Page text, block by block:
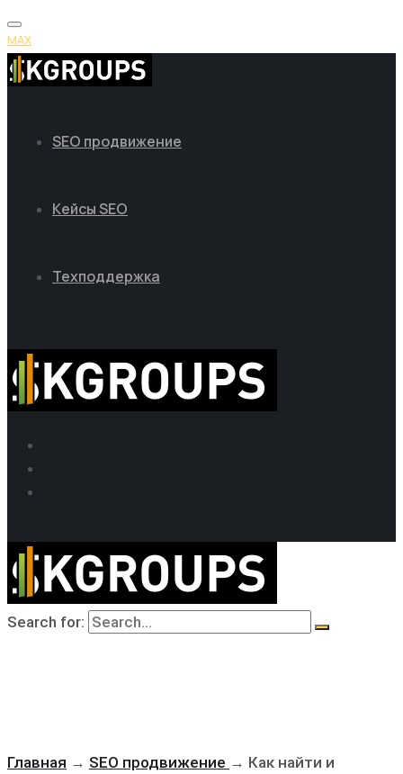
MAX
SEO продвижение
Кейсы SEO
Техподдержка
Search for:
Главная → SEO продвижение → Как найти и